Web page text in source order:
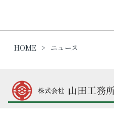
HOME ニュース